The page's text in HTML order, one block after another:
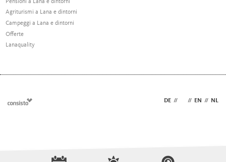
Pensioni a Lana e dintorni
Agriturismi a Lana e dintorni
Campeggi a Lana e dintorni
Offerte
Lanaquality
DE // // EN // NL